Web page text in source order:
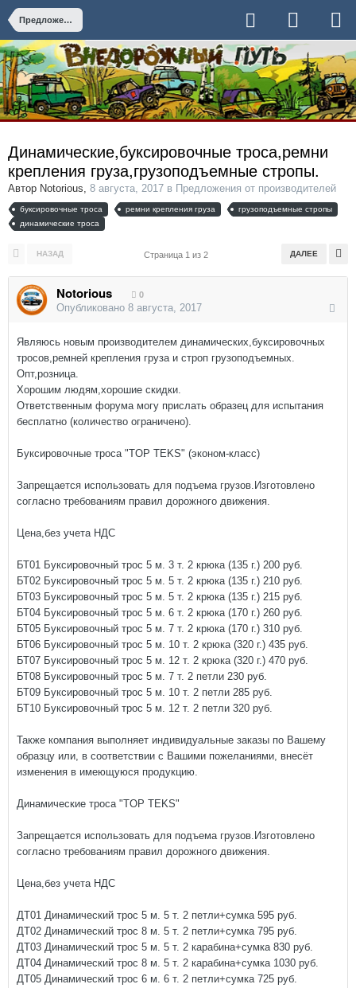
Предложения от производителей
Динамические,буксировочные троса,ремни
крепления груза,грузоподъемные стропы.
Автор Notorious, 8 августа, 2017 в Предложения от производителей
буксировочные троса ремни крепления груза
грузоподъемные стропы
динамические троса
НАЗАД ДАЛЕЕ
Страница 1 из 2
Notorious
0
Опубликовано 8 августа, 2017
Являюсь новым производителем динамических,буксировочных
тросов,ремней крепления груза и строп грузоподъемных.
Опт,розница.
Хорошим людям,хорошие скидки.
Ответственным форума могу прислать образец для испытания
бесплатно (количество ограничено).
Буксировочные троса "TOP TEKS" (эконом-класс)
Запрещается использовать для подъема грузов.Изготовлено
согласно требованиям правил дорожного движения.
Цена,без учета НДС
БТ01 Буксировочный трос 5 м. 3 т. 2 крюка (135 г.) 200 руб.
БТ02 Буксировочный трос 5 м. 5 т. 2 крюка (135 г.) 210 руб.
БТ03 Буксировочный трос 5 м. 5 т. 2 крюка (135 г.) 215 руб.
БТ04 Буксировочный трос 5 м. 6 т. 2 крюка (170 г.) 260 руб.
БТ05 Буксировочный трос 5 м. 7 т. 2 крюка (170 г.) 310 руб.
БТ06 Буксировочный трос 5 м. 10 т. 2 крюка (320 г.) 435 руб.
БТ07 Буксировочный трос 5 м. 12 т. 2 крюка (320 г.) 470 руб.
БТ08 Буксировочный трос 5 м. 7 т. 2 петли 230 руб.
БТ09 Буксировочный трос 5 м. 10 т. 2 петли 285 руб.
БТ10 Буксировочный трос 5 м. 12 т. 2 петли 320 руб.
Также компания выполняет индивидуальные заказы по Вашему
образцу или, в соответствии с Вашими пожеланиями, внесёт
изменения в имеющуюся продукцию.
Динамические троса "TOP TEKS"
Запрещается использовать для подъема грузов.Изготовлено
согласно требованиям правил дорожного движения.
Цена,без учета НДС
ДТ01 Динамический трос 5 м. 5 т. 2 петли+сумка 595 руб.
ДТ02 Динамический трос 8 м. 5 т. 2 петли+сумка 795 руб.
ДТ03 Динамический трос 5 м. 5 т. 2 карабина+сумка 830 руб.
ДТ04 Динамический трос 8 м. 5 т. 2 карабина+сумка 1030 руб.
ДТ05 Динамический трос 6 м. 6 т. 2 петли+сумка 725 руб.